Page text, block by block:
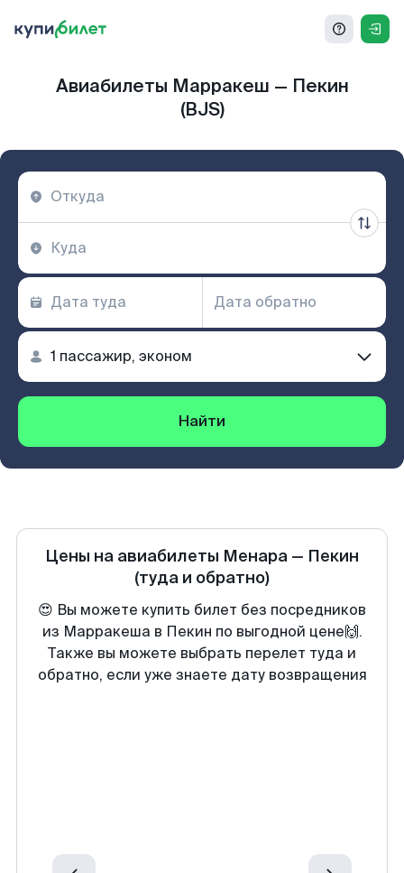
Авиабилеты Марракеш — Пекин
(BJS)
Найти
Цены на авиабилеты Менара — Пекин
(туда и обратно)
😍 Вы можете купить билет без посредников
из Марракеша в Пекин по выгодной цене🙌.
Также вы можете выбрать перелет туда и
обратно, если уже знаете дату возвращения